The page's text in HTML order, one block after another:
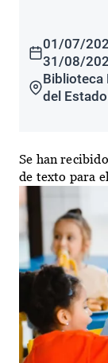
01/07/
31/08/
Biblioteca
del Estado
Se han
de texto para